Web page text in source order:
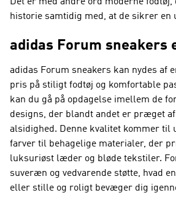
historie samtidig med, at de sikrer en
adidas Forum sneakers
adidas Forum sneakers kan nydes af
pris på stiligt fodtøj og komfortable
kan du gå på opdagelse imellem de
designs, der blandt andet er præget
alsidighed. Denne kvalitet kommer til
farver til behagelige materialer, der
luksuriøst læder og bløde tekstiler.
suveræn og vedvarende støtte, hvad
eller stille og roligt bevæger dig